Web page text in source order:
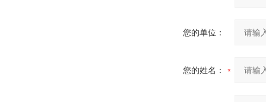
您的单位：
您的姓名：